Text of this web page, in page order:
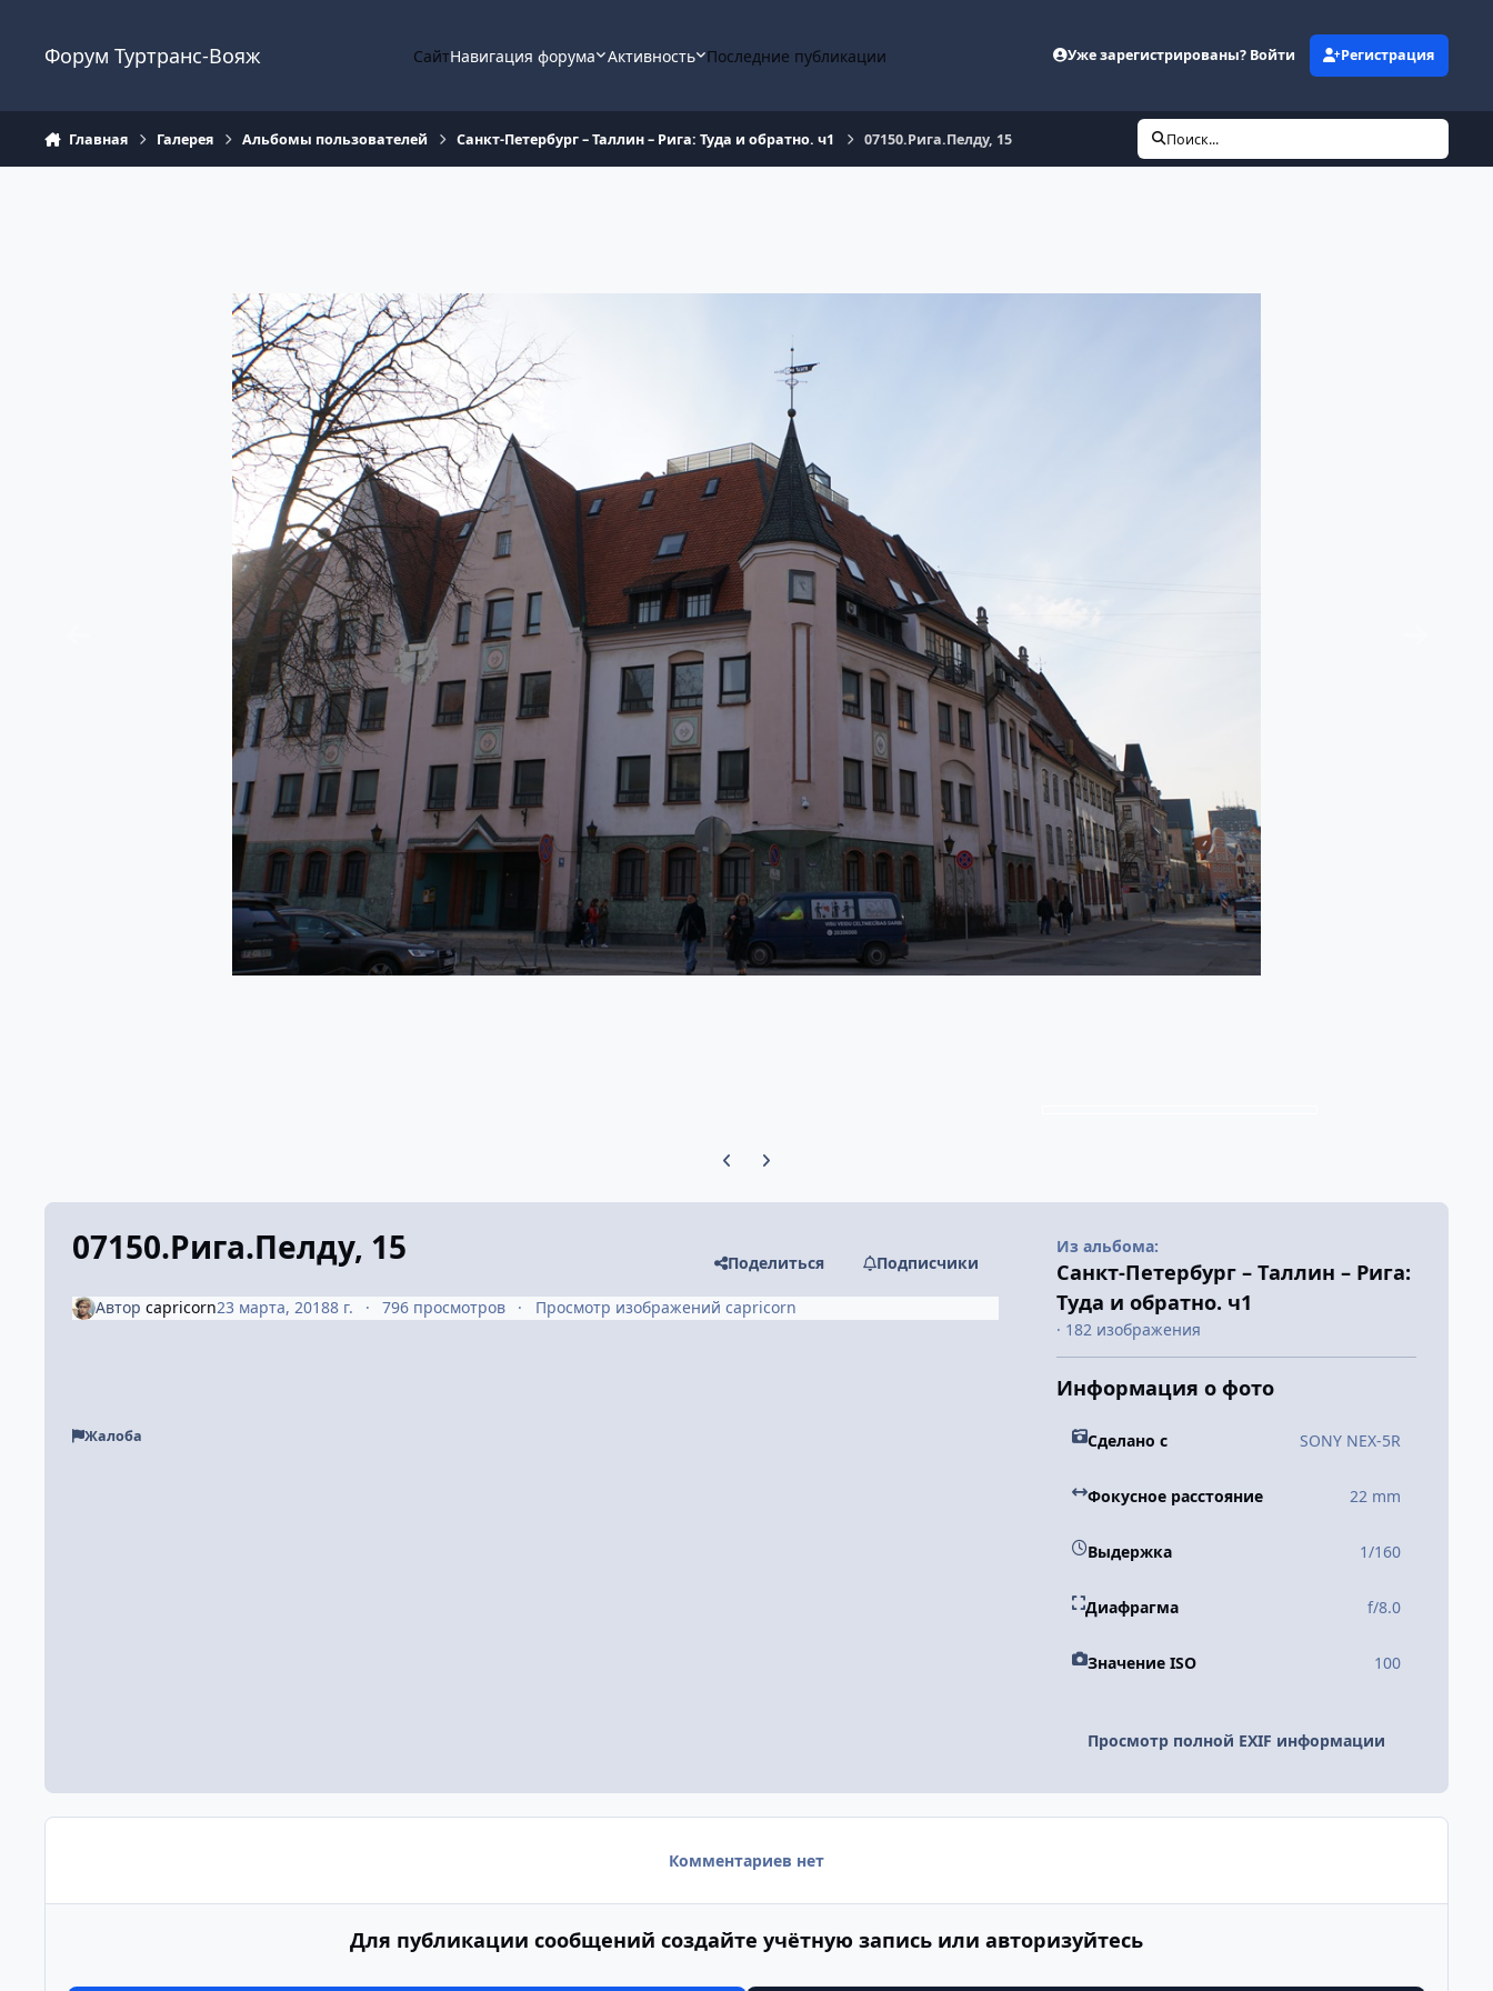
Форум Туртранс-Вояж СайтНавигация форума Активность Последние публикации Уже зарегистрированы? Войти Регистрация
Главная Галерея Альбомы пользователей Санкт-Петербург – Таллин – Рига: Туда и обратно. ч1 07150.Рига.Пелду, 15 Поиск...
Предыдущий слайд карусели
Следующий слайд карусели
07150.Рига.Пелду, 15 Поделиться Подписчики
Автор capricorn23 марта, 20188 г. 796 просмотров Просмотр изображений capricorn
Жалоба
Из альбома:
Санкт-Петербург – Таллин – Рига:
Туда и обратно. ч1
· 182 изображения
Информация о фото
Сделано с SONY NEX-5R
Фокусное расстояние 22 mm
Выдержка 1/160
Диафрагма f/8.0
Значение ISO 100
Просмотр полной EXIF информации
Комментариев нет
Для публикации сообщений создайте учётную запись или авторизуйтесь